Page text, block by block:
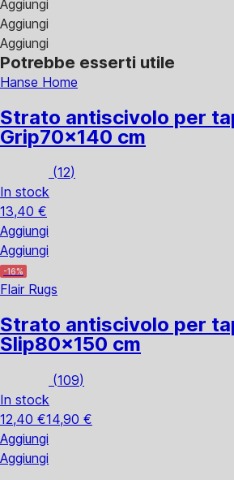
Aggiungi
Aggiungi
Aggiungi
Potrebbe esserti utile
Hanse Home
Strato antiscivolo per
Grip70x140 cm
(12)
In stock
13,40 €
Aggiungi
Aggiungi
-16%
Flair Rugs
Strato antiscivolo per
Slip80x150 cm
(109)
In stock
12,40 €14,90 €
Aggiungi
Aggiungi